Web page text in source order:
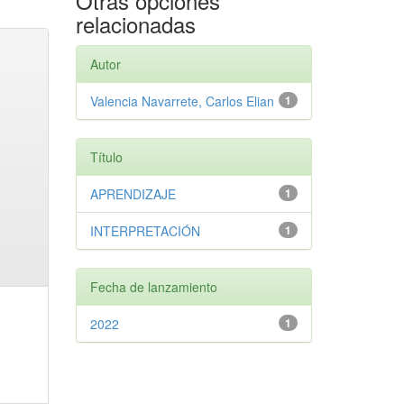
relacionadas
Autor
1
Valencia Navarrete, Carlos Elian
Título
1
APRENDIZAJE
1
INTERPRETACIÓN
Fecha de lanzamiento
1
2022